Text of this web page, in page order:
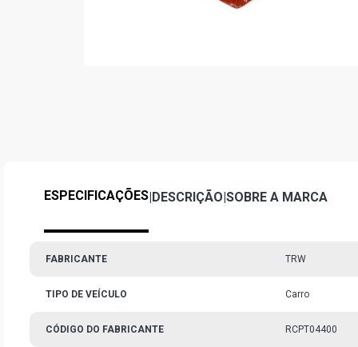
ESPECIFICAÇÕES|DESCRIÇÃO|SOBRE A MARCA
FABRICANTE TRW
TIPO DE VEÍCULO Carro
CÓDIGO DO FABRICANTE RCPT04400